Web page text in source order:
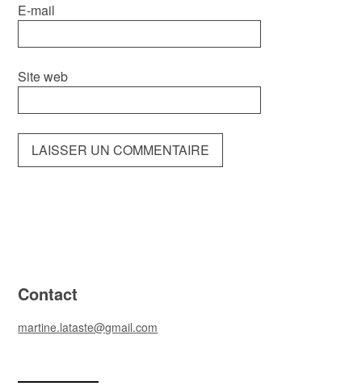
E-mail
Site web
Contact
martine.lataste@gmail.com